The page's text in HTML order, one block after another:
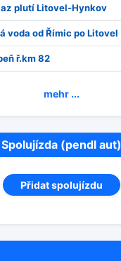
plutí Litovel-Hynkov
voda od Římic po Litovel
ř.km 82
mehr ...
Spolujízda (pendl aut)
Přidat spolujízdu